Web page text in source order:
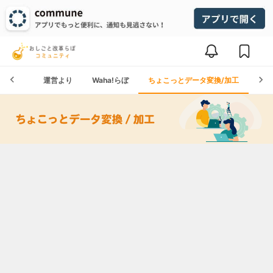
ホーム 運営より Waha!らぼ ちょこっとデータ変換/加工 テ